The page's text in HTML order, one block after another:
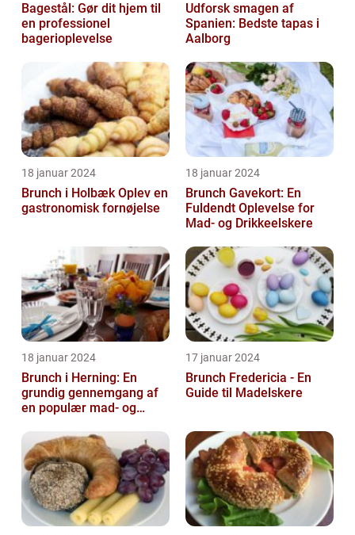
Bagestål: Gør dit hjem til
en professionel
bagerioplevelse
Udforsk smagen af
Spanien: Bedste tapas i
Aalborg
18 januar 2024
Brunch i Holbæk Oplev en
gastronomisk fornøjelse
18 januar 2024
Brunch Gavekort: En
Fuldendt Oplevelse for
Mad- og Drikkeelskere
18 januar 2024
Brunch i Herning: En
grundig gennemgang af
en populær mad- og
17 januar 2024
Brunch Fredericia - En
Guide til Madelskere